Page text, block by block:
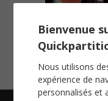
Hélène
Tablature
Voir
Bienvenue
Nous utilisons
expérience de
personnalisés et